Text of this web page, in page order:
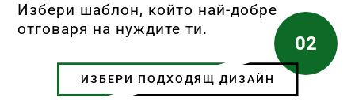
02
Избери шаблон, който най-добре
отговаря на нуждите ти.
ИЗБЕРИ ПОДХОДЯЩ ДИЗАЙН